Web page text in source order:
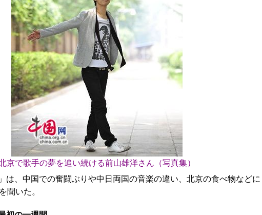
京で歌手の夢を追い続ける前山雄洋さん（写真集）
は、中国での奮闘ぶりや中日両国の音楽の違い、北京の食べ物などに
聞いた。